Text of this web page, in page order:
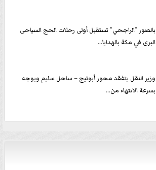
بالصور ”الراجحي” تستقبل أولى رحلات الحج السياحى
البرى في مكة بالهدايا...
وزير النقل يتفقد محور أبوتيج – ساحل سليم ويوجه
بسرعة الانتهاء من...